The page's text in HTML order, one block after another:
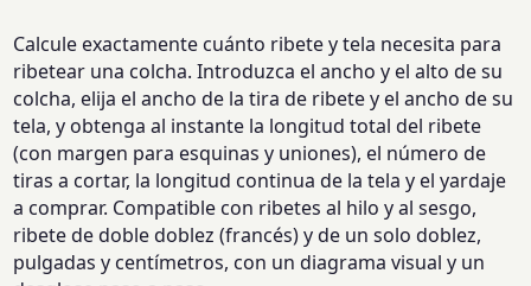
Calcule exactamente cuánto ribete y tela necesita para
ribetear una colcha. Introduzca el ancho y el alto de su
colcha, elija el ancho de la tira de ribete y el ancho de su
tela, y obtenga al instante la longitud total del ribete
(con margen para esquinas y uniones), el número de
tiras a cortar, la longitud continua de la tela y el yardaje
a comprar. Compatible con ribetes al hilo y al sesgo,
ribete de doble doblez (francés) y de un solo doblez,
pulgadas y centímetros, con un diagrama visual y un